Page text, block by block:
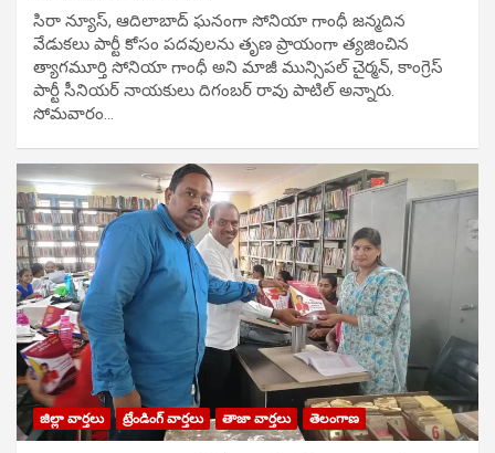
సిరా న్యూస్, ఆదిలాబాద్ ఘ‌నంగా సోనియా గాంధీ జ‌న్మ‌దిన
వేడుక‌లు పార్టీ కోసం ప‌ద‌వుల‌ను తృణ ప్రాయంగా త్య‌జించిన
త్యాగమూర్తి సోనియా గాంధీ అని మాజీ మున్సిప‌ల్ చైర్మ‌న్, కాంగ్రెస్
పార్టీ సీనియ‌ర్ నాయ‌కులు దిగంబ‌ర్ రావు పాటిల్ అన్నారు.
సోమవారం…
జిల్లా వార్తలు ట్రేండింగ్ వార్తలు తాజా వార్తలు తెలంగాణ